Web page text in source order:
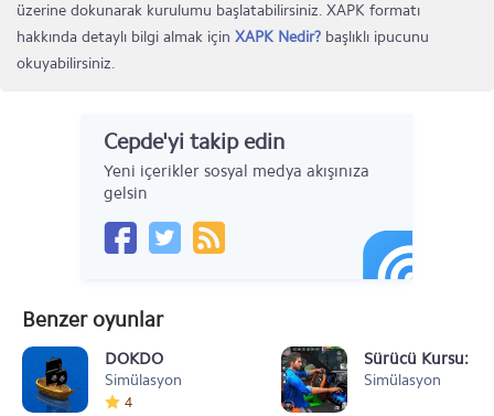
üzerine dokunarak kurulumu başlatabilirsiniz. XAPK formatı
hakkında detaylı bilgi almak için XAPK Nedir? başlıklı ipucunu
okuyabilirsiniz.
Cepde'yi takip edin
Yeni içerikler sosyal medya akışınıza
gelsin
Benzer oyunlar
DOKDO
Simülasyon
4
Sürücü Kursu:
Simülasyon